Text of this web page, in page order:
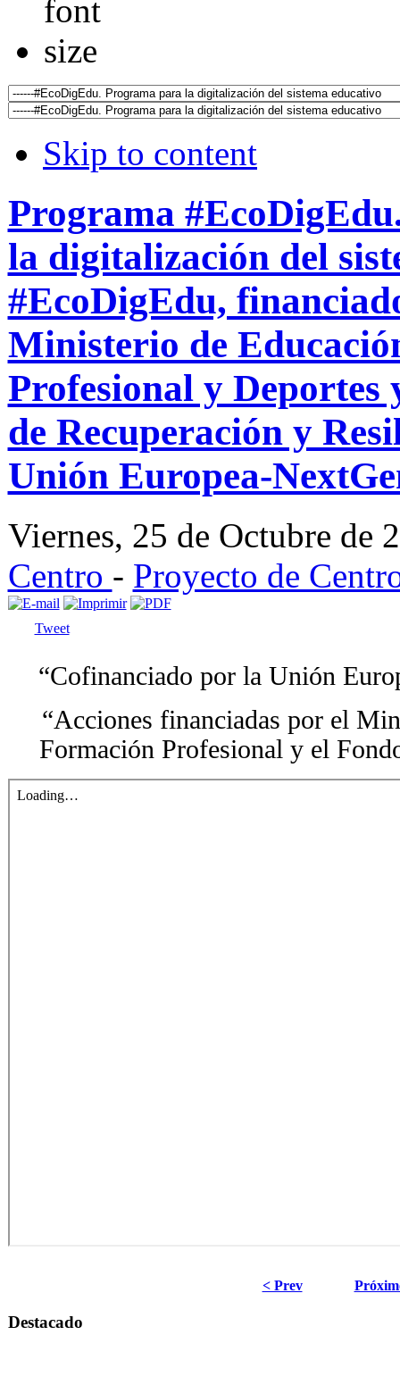
Skip to content
Programa
la digitalización del
#EcoDigEdu,
Ministerio de
Profesional y Deportes
de Recuperación y
Unión Europea-
Viernes, 25 de Octubre de
Centro - Proyecto de
Tweet
“Cofinanciado por la Unión
“Acciones financiadas por el
Formación Profesional y el
< Prev
Destacado